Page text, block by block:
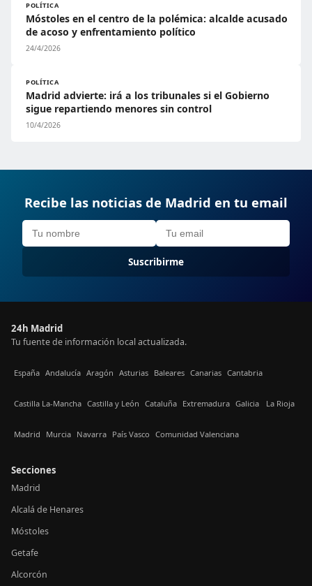
POLÍTICA
Móstoles en el centro de la polémica: alcalde acusado
de acoso y enfrentamiento político
24/4/2026
POLÍTICA
Madrid advierte: irá a los tribunales si el Gobierno
sigue repartiendo menores sin control
10/4/2026
Recibe las noticias de Madrid en tu email
Suscribirme
24h Madrid
Tu fuente de información local actualizada.
España Andalucía Aragón Asturias Baleares Canarias Cantabria
Castilla La-Mancha Castilla y León Cataluña Extremadura Galicia La Rioja
Madrid Murcia Navarra País Vasco Comunidad Valenciana
Secciones
Madrid
Alcalá de Henares
Móstoles
Getafe
Alcorcón